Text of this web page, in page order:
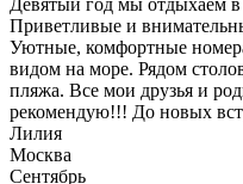
Девятый год мы отдыхаем
Приветливые и
Уютные, комфортные
видом на море. Рядом
пляжа. Все мои друзья и
рекомендую!!! До новых
Лилия
Москва
Сентябрь